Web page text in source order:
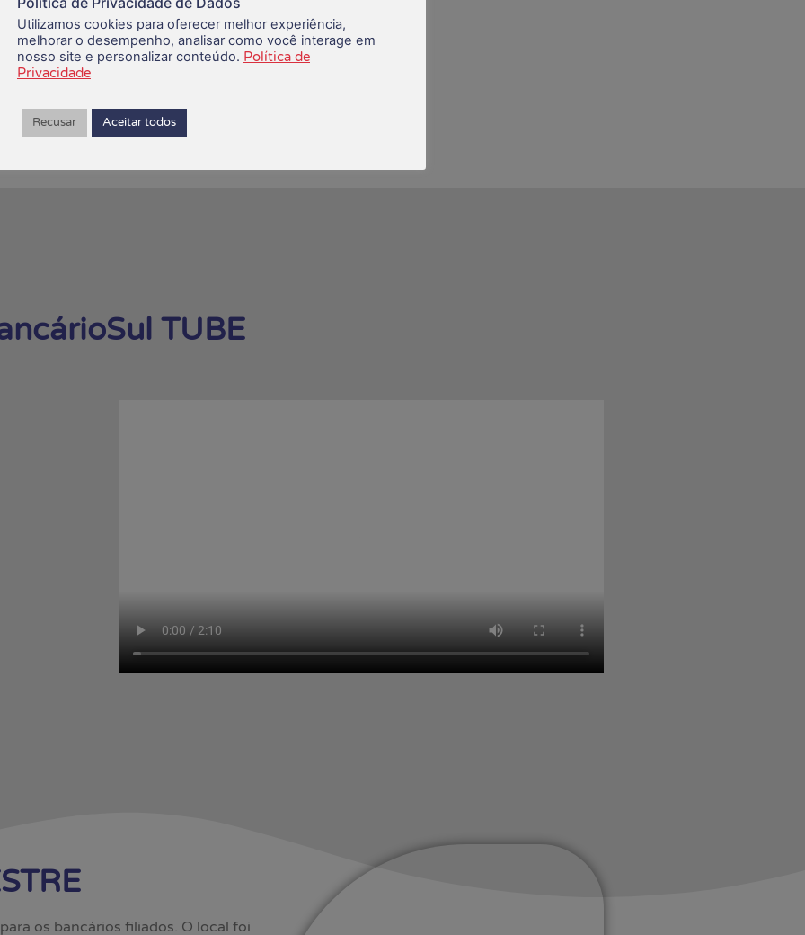
SINDICALIZE-SE
TUBE
os bancários filiados. O local foi
Utilizamos cookies para oferecer melhor experiência,
melhorar o desempenho, analisar como você interage em
nosso site e personalizar conteúdo. Política de
Privacidade
Recusar Aceitar todos